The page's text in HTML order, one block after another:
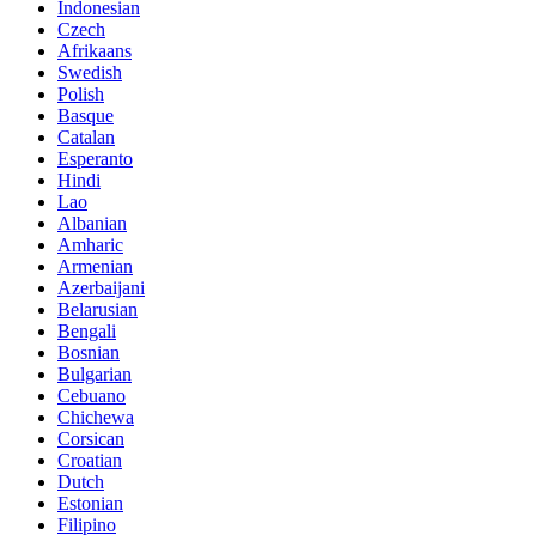
Indonesian
Czech
Afrikaans
Swedish
Polish
Basque
Catalan
Esperanto
Hindi
Lao
Albanian
Amharic
Armenian
Azerbaijani
Belarusian
Bengali
Bosnian
Bulgarian
Cebuano
Chichewa
Corsican
Croatian
Dutch
Estonian
Filipino